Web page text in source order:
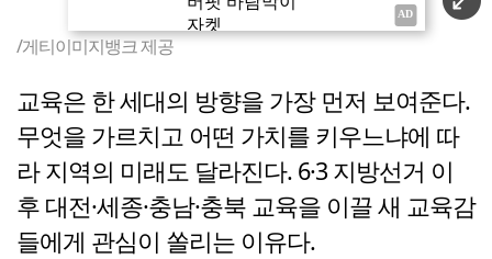
/게티이미지뱅크 제공
교육은 한 세대의 방향을 가장 먼저 보여준다.
무엇을 가르치고 어떤 가치를 키우느냐에 따
라 지역의 미래도 달라진다. 6·3 지방선거 이
후 대전·세종·충남·충북 교육을 이끌 새 교육감
들에게 관심이 쏠리는 이유다.